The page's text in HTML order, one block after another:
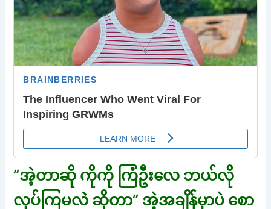
”အဲ့တာဆို ကိုကို ကြံဦးလေ ဘယ်လို
လုပ်ကြမလဲ ဆိုတာ” အဲ့အချိန်မှာပဲ စော